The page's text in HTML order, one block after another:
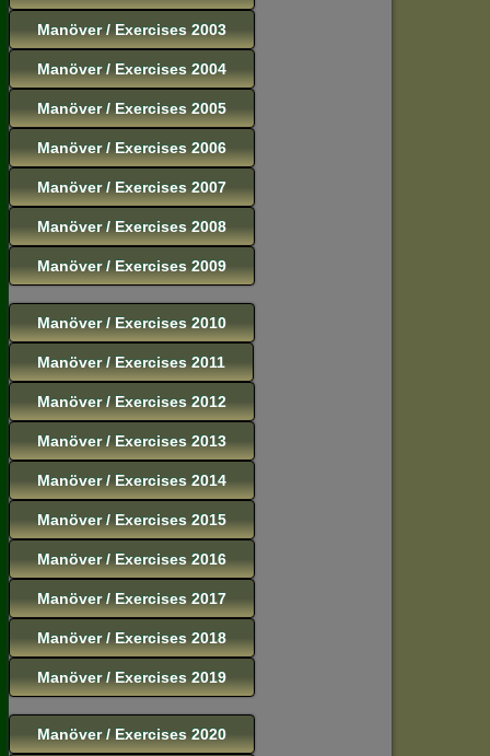
Manöver / Exercises 2003
Manöver / Exercises 2004
Manöver / Exercises 2005
Manöver / Exercises 2006
Manöver / Exercises 2007
Manöver / Exercises 2008
Manöver / Exercises 2009
Manöver / Exercises 2010
Manöver / Exercises 2011
Manöver / Exercises 2012
Manöver / Exercises 2013
Manöver / Exercises 2014
Manöver / Exercises 2015
Manöver / Exercises 2016
Manöver / Exercises 2017
Manöver / Exercises 2018
Manöver / Exercises 2019
Manöver / Exercises 2020